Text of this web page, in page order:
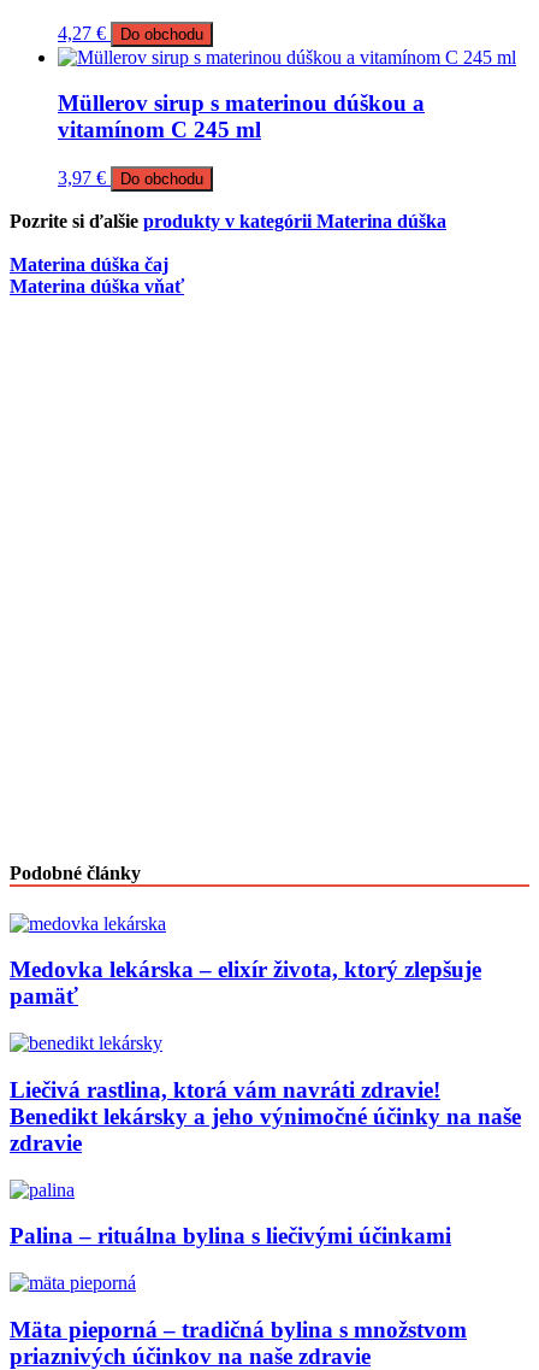
4,27 € Do obchodu
Müllerov sirup s materinou dúškou a
vitamínom C 245 ml
3,97 € Do obchodu
Pozrite si ďalšie produkty v kategórii Materina dúška
Materina dúška čaj
Materina dúška vňať
Podobné články
Medovka lekárska – elixír života, ktorý zlepšuje
pamäť
Liečivá rastlina, ktorá vám navráti zdravie!
Benedikt lekársky a jeho výnimočné účinky na naše
zdravie
Palina – rituálna bylina s liečivými účinkami
Mäta pieporná – tradičná bylina s množstvom
priaznivých účinkov na naše zdravie